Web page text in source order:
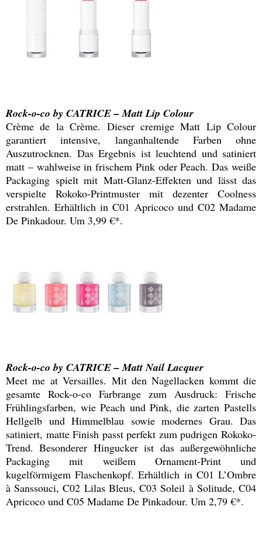
Rock-o-co by CATRICE – Matt Lip Colour
Crème de la Crème. Dieser cremige Matt Lip Colour
garantiert intensive, langanhaltende Farben ohne
Auszutrocknen. Das Ergebnis ist leuchtend und satiniert
matt – wahlweise in frischem Pink oder Peach. Das weiße
Packaging spielt mit Matt-Glanz-Effekten und lässt das
verspielte Rokoko-Printmuster mit dezenter Coolness
erstrahlen. Erhältlich in C01 Apricoco und C02 Madame
De Pinkadour. Um 3,99 €*.
Rock-o-co by CATRICE – Matt Nail Lacquer
Meet me at Versailles. Mit den Nagellacken kommt die
gesamte Rock-o-co Farbrange zum Ausdruck: Frische
Frühlingsfarben, wie Peach und Pink, die zarten Pastells
Hellgelb und Himmelblau sowie modernes Grau. Das
satiniert, matte Finish passt perfekt zum pudrigen Rokoko-
Trend. Besonderer Hingucker ist das außergewöhnliche
Packaging mit weißem Ornament-Print und
kugelförmigem Flaschenkopf. Erhältlich in C01 L’Ombre
à Sanssouci, C02 Lilas Bleus, C03 Soleil à Solitude, C04
Apricoco und C05 Madame De Pinkadour. Um 2,79 €*.